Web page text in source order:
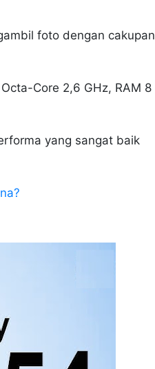
foto dengan cakupan
Core 2,6 GHz, RAM 8
yang sangat baik